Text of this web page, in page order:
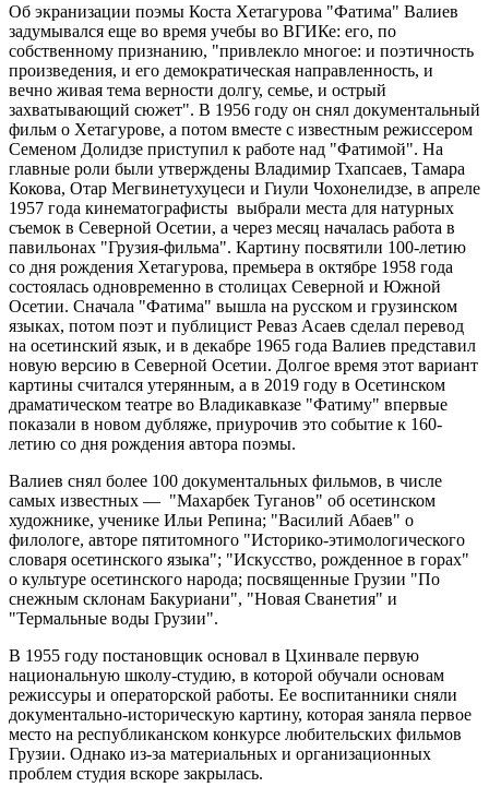
Об экранизации поэмы Коста Хетагурова "Фатима" Валиев
задумывался еще во время учебы во ВГИКе: его, по
собственному признанию, "привлекло многое: и поэтичность
произведения, и его демократическая направленность, и
вечно живая тема верности долгу, семье, и острый
захватывающий сюжет". В 1956 году он снял документальный
фильм о Хетагурове, а потом вместе с известным режиссером
Семеном Долидзе приступил к работе над "Фатимой". На
главные роли были утверждены Владимир Тхапсаев, Тамара
Кокова, Отар Мегвинетухуцеси и Гиули Чохонелидзе, в апреле
1957 года кинематографисты выбрали места для натурных
съемок в Северной Осетии, а через месяц началась работа в
павильонах "Грузия-фильма". Картину посвятили 100-летию
со дня рождения Хетагурова, премьера в октябре 1958 года
состоялась одновременно в столицах Северной и Южной
Осетии. Сначала "Фатима" вышла на русском и грузинском
языках, потом поэт и публицист Реваз Асаев сделал перевод
на осетинский язык, и в декабре 1965 года Валиев представил
новую версию в Северной Осетии. Долгое время этот вариант
картины считался утерянным, а в 2019 году в Осетинском
драматическом театре во Владикавказе "Фатиму" впервые
показали в новом дубляже, приурочив это событие к 160-
летию со дня рождения автора поэмы.
Валиев снял более 100 документальных фильмов, в числе
самых известных — "Махарбек Туганов" об осетинском
художнике, ученике Ильи Репина; "Василий Абаев" о
филологе, авторе пятитомного "Историко-этимологического
словаря осетинского языка"; "Искусство, рожденное в горах"
о культуре осетинского народа; посвященные Грузии "По
снежным склонам Бакуриани", "Новая Сванетия" и
"Термальные воды Грузии".
В 1955 году постановщик основал в Цхинвале первую
национальную школу-студию, в которой обучали основам
режиссуры и операторской работы. Ее воспитанники сняли
документально-историческую картину, которая заняла первое
место на республиканском конкурсе любительских фильмов
Грузии. Однако из-за материальных и организационных
проблем студия вскоре закрылась.